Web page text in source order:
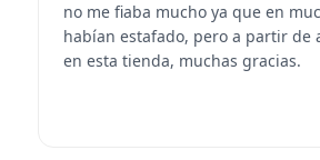
no me fiaba mucho ya que en
habían estafado, pero a partir de
en esta tienda, muchas gracias.